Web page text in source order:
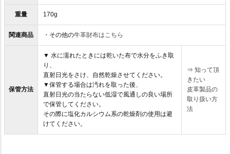
重量 170g
関連商品 ・その他の牛革財布はこちら
保管方法
▼ 水に濡れたときには乾いた布で水分をふき取
り、
直射日光をさけ、自然乾燥させてください。
▼保管する場合は汚れを取った後、
直射日光の当たらない低湿で風通しの良い場所
で保管してください。
その際に塩化カルシウム系の乾燥剤の使用は避
けてください。
⇒ 知って頂
きたい
皮革製品の
取り扱い方
法